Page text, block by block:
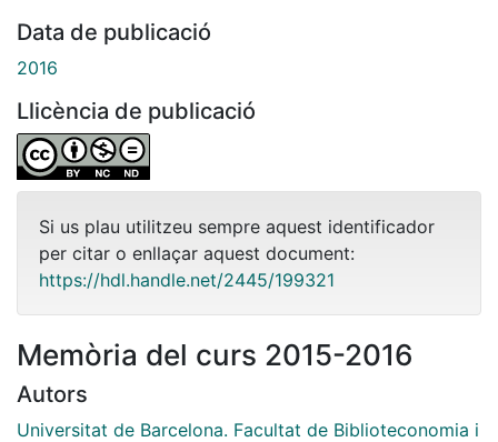
Data de publicació
2016
Llicència de publicació
Si us plau utilitzeu sempre aquest identificador
per citar o enllaçar aquest document:
https://hdl.handle.net/2445/199321
Memòria del curs 2015-2016
Autors
Universitat de Barcelona. Facultat de Biblioteconomia i